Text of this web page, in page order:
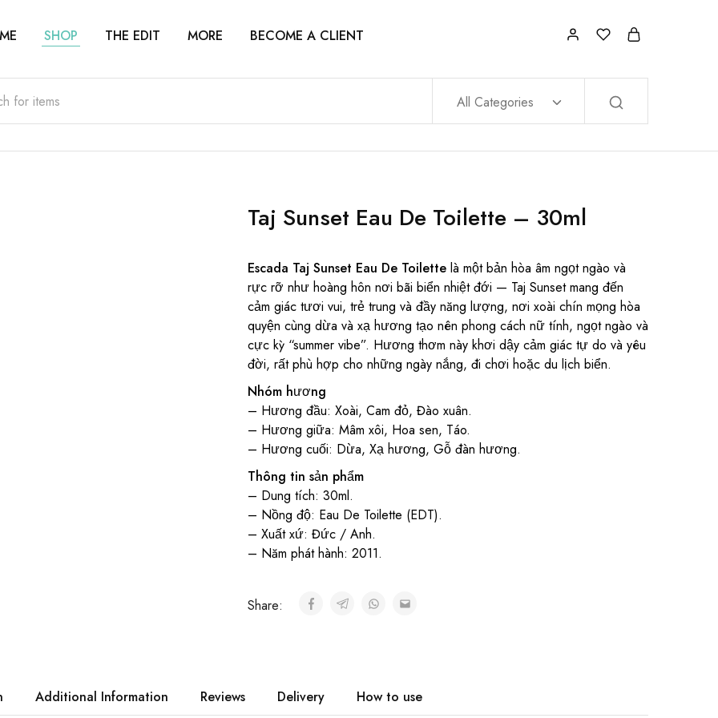
SHOP THE EDIT MORE BECOME A CLIENT
All Categories
Taj Sunset Eau De Toilette – 30ml
Escada Taj Sunset Eau De Toilettelà một bản hòa âm ngọt ngào và
rực rỡ như hoàng hôn nơi bãi biển nhiệt đới — Taj Sunset mang đến
cảm giác tươi vui, trẻ trung và đầy năng lượng, nơi xoài chín mọng hòa
quyện cùng dừa và xạ hương tạo nên phong cách nữ tính, ngọt ngào và
cực kỳ “summer vibe”. Hương thơm này khơi dậy cảm giác tự do và yêu
đời, rất phù hợp cho những ngày nắng, đi chơi hoặc du lịch biển.
Nhóm hương
– Hương đầu: Xoài, Cam đỏ, Đào xuân.
– Hương giữa: Mâm xôi, Hoa sen, Táo.
– Hương cuối: Dừa, Xạ hương, Gỗ đàn hương.
Thông tin sản phẩm
– Dung tích: 30ml.
– Nồng độ: Eau De Toilette (EDT).
– Xuất xứ: Đức / Anh.
– Năm phát hành: 2011.
Share:
Additional Information Reviews Delivery How to use